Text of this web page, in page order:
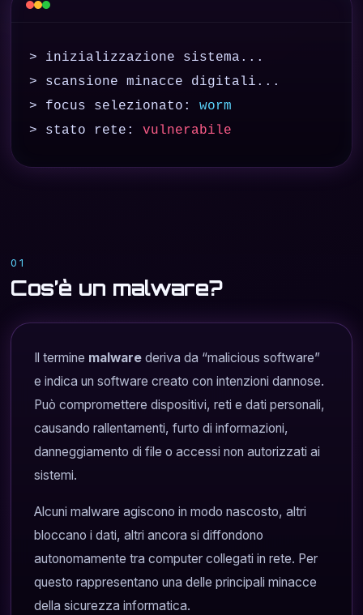
> inizializzazione sistema...
> scansione minacce digitali...
> focus selezionato:worm
> stato rete:vulnerabile
01
Cos’è un malware?
Il termine malware deriva da “malicious software”
e indica un software creato con intenzioni dannose.
Può compromettere dispositivi, reti e dati personali,
causando rallentamenti, furto di informazioni,
danneggiamento di file o accessi non autorizzati ai
sistemi.
Alcuni malware agiscono in modo nascosto, altri
bloccano i dati, altri ancora si diffondono
autonomamente tra computer collegati in rete. Per
questo rappresentano una delle principali minacce
della sicurezza informatica.